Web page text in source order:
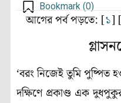
Bookmark (0)
আগের পর্ব পড়তে: [১] [
‘বরং নিজেই তুমি পুষ্পিত
দক্ষিণে প্রকাণ্ড এক